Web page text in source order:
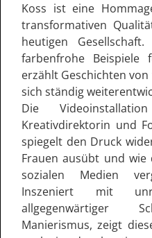
Koss ist eine
transformativen
heutigen
farbenfrohe
erzählt Geschichten
sich ständig
Die
Kreativdirektorin und
spiegelt den Druck
Frauen ausübt und
sozialen Medien
Inszeniert mit
allgegenwärtiger
Manierismus, zeigt